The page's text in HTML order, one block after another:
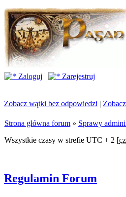
Zaloguj Zarejestruj
Zobacz wątki bez odpowiedzi |
Strona główna forum » Sprawy
Wszystkie czasy w strefie UTC + 2 [
Regulamin Forum